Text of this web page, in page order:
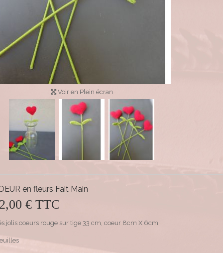
Voir en Plein écran
en fleurs Fait Main
€ TTC
jolis coeurs rouge sur tige 33 cm, coeur 8cm X 6cm